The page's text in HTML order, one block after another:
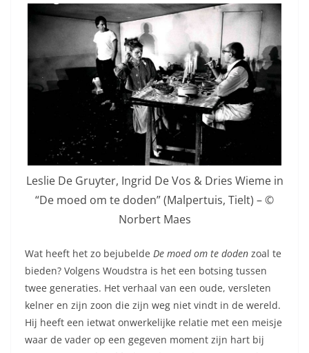
Leslie De Gruyter, Ingrid De Vos & Dries Wieme in
“De moed om te doden” (Malpertuis, Tielt) – ©
Norbert Maes
Wat heeft het zo bejubelde De moed om te doden zoal te
bieden? Volgens Woudstra is het een botsing tussen
twee generaties. Het verhaal van een oude, versleten
kelner en zijn zoon die zijn weg niet vindt in de wereld.
Hij heeft een ietwat onwerkelijke relatie met een meisje
waar de vader op een gegeven moment zijn hart bij